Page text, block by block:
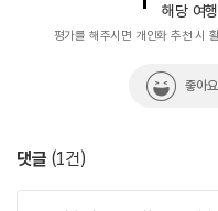
해당 여
평가를 해주시면 개인화 추천 시
좋아
댓글 (1건)